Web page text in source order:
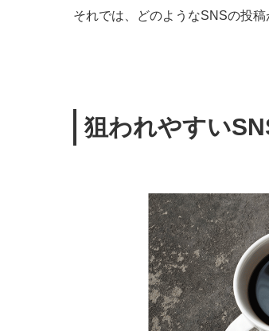
それでは、どのようなSNSの投
狙われやすい